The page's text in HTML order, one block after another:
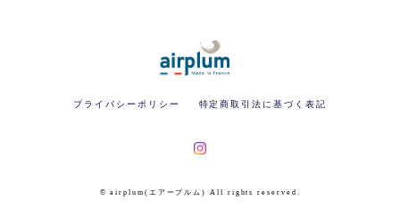
プライバシーポリシー 特定商取引法に基づく表記
© airplum(エアープルム) All rights reserved.